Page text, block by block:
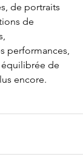
de portraits
de
performances,
de
encore.